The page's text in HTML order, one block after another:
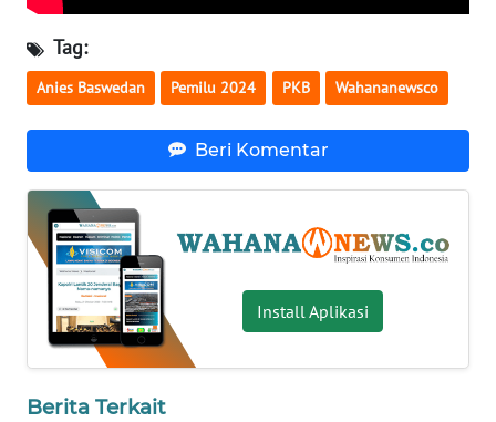
Tag:
Anies Baswedan Pemilu 2024 PKB Wahananewsco
Beri Komentar
Install Aplikasi
Berita Terkait
WN
SERAMBI
SULTRA
WN
NTB
WN